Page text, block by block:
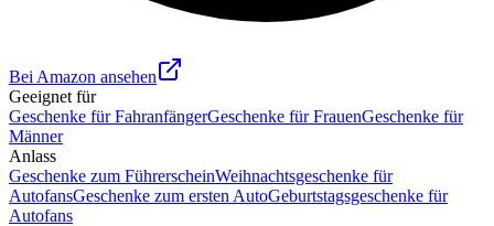
Bei Amazon ansehen
Geeignet für
Geschenke für FahranfängerGeschenke für FrauenGeschenke für
Männer
Anlass
Geschenke zum FührerscheinWeihnachtsgeschenke für
AutofansGeschenke zum ersten AutoGeburtstagsgeschenke für
Autofans